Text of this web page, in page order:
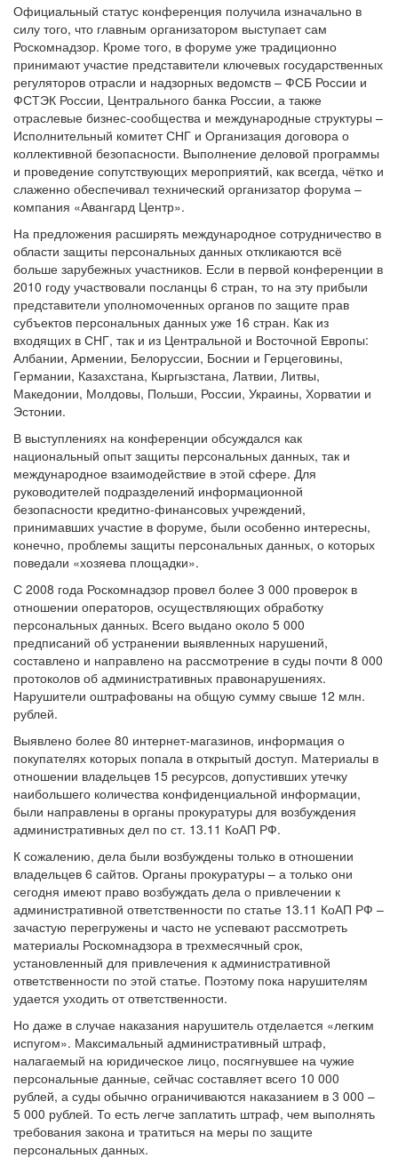
Официальный статус конференция получила изначально в
силу того, что главным организатором выступает сам
Роскомнадзор. Кроме того, в форуме уже традиционно
принимают участие представители ключевых государственных
регуляторов отрасли и надзорных ведомств – ФСБ России и
ФСТЭК России, Центрального банка России, а также
отраслевые бизнес-сообщества и международные структуры –
Исполнительный комитет СНГ и Организация договора о
коллективной безопасности. Выполнение деловой программы
и проведение сопутствующих мероприятий, как всегда, чётко и
слаженно обеспечивал технический организатор форума –
компания «Авангард Центр».
На предложения расширять международное сотрудничество в
области защиты персональных данных откликаются всё
больше зарубежных участников. Если в первой конференции в
2010 году участвовали посланцы 6 стран, то на эту прибыли
представители уполномоченных органов по защите прав
субъектов персональных данных уже 16 стран. Как из
входящих в СНГ, так и из Центральной и Восточной Европы:
Албании, Армении, Белоруссии, Боснии и Герцеговины,
Германии, Казахстана, Кыргызстана, Латвии, Литвы,
Македонии, Молдовы, Польши, России, Украины, Хорватии и
Эстонии.
В выступлениях на конференции обсуждался как
национальный опыт защиты персональных данных, так и
международное взаимодействие в этой сфере. Для
руководителей подразделений информационной
безопасности кредитно-финансовых учреждений,
принимавших участие в форуме, были особенно интересны,
конечно, проблемы защиты персональных данных, о которых
поведали «хозяева площадки».
С 2008 года Роскомнадзор провел более 3 000 проверок в
отношении операторов, осуществляющих обработку
персональных данных. Всего выдано около 5 000
предписаний об устранении выявленных нарушений,
составлено и направлено на рассмотрение в суды почти 8 000
протоколов об административных правонарушениях.
Нарушители оштрафованы на общую сумму свыше 12 млн.
рублей.
Выявлено более 80 интернет-магазинов, информация о
покупателях которых попала в открытый доступ. Материалы в
отношении владельцев 15 ресурсов, допустивших утечку
наибольшего количества конфиденциальной информации,
были направлены в органы прокуратуры для возбуждения
административных дел по ст. 13.11 КоАП РФ.
К сожалению, дела были возбуждены только в отношении
владельцев 6 сайтов. Органы прокуратуры – а только они
сегодня имеют право возбуждать дела о привлечении к
административной ответственности по статье 13.11 КоАП РФ –
зачастую перегружены и часто не успевают рассмотреть
материалы Роскомнадзора в трехмесячный срок,
установленный для привлечения к административной
ответственности по этой статье. Поэтому пока нарушителям
удается уходить от ответственности.
Но даже в случае наказания нарушитель отделается «легким
испугом». Максимальный административный штраф,
налагаемый на юридическое лицо, посягнувшее на чужие
персональные данные, сейчас составляет всего 10 000
рублей, а суды обычно ограничиваются наказанием в 3 000 –
5 000 рублей. То есть легче заплатить штраф, чем выполнять
требования закона и тратиться на меры по защите
персональных данных.